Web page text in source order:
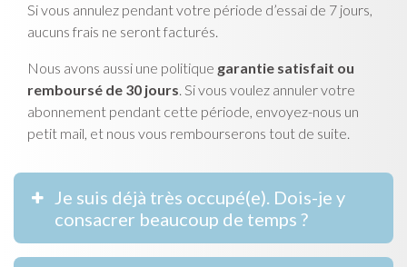
Si vous annulez pendant votre période d’essai de 7 jours,
aucuns frais ne seront facturés.
Nous avons aussi une politique garantie satisfait ou
remboursé de 30 jours. Si vous voulez annuler votre
abonnement pendant cette période, envoyez-nous un
petit mail, et nous vous rembourserons tout de suite.
Je suis déjà très occupé(e). Dois-je y
consacrer beaucoup de temps ?